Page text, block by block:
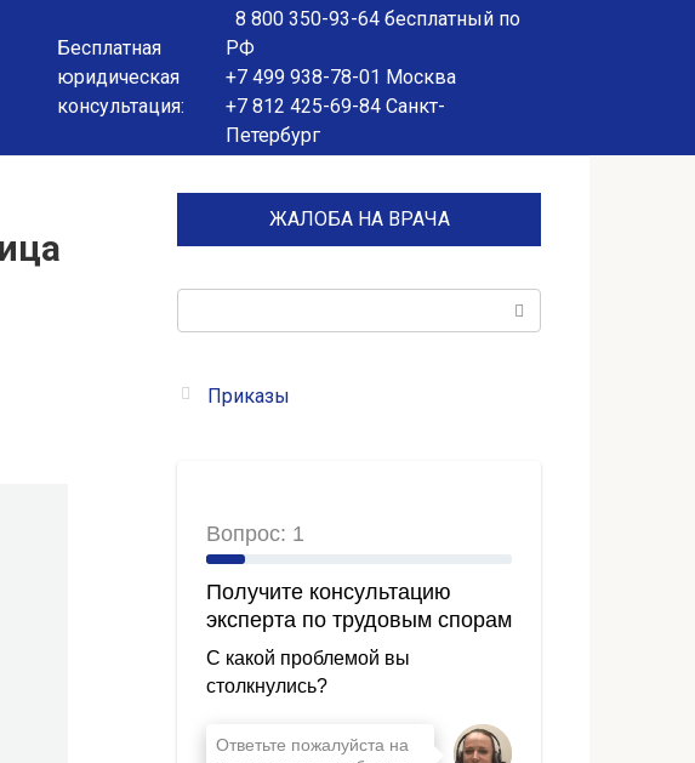
Бесплатная
юридическая
консультация:
8 800 350-93-64бесплатный по
РФ
+7 499 938-78-01 Москва
+7 812 425-69-84Санкт-
Петербург
ЖАЛОБА НА ВРАЧА
Приказы